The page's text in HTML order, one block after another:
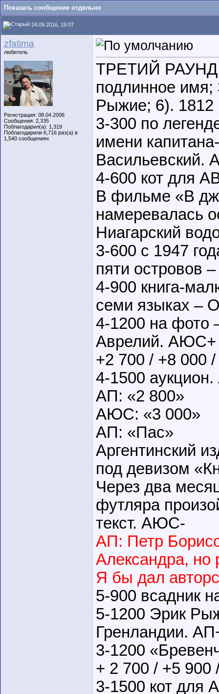
Показать сообщение отдельно
24.09.2016, 19:07
zfatima
любитель
Регистрация: 08.04.2006
Сообщения: 2,335
Поблагодарил(а): 1,319
Поблагодарили 6,716 раз(а) в
1,540 сообщениях
ТРЕТИЙ
подлинное
Рыжие; 6). 1812
3-300 по
имени
Васильевский.
4-600 кот для
В фильме «В
намеревалась
Ниагарский
3-600 с 1947
пяти островов
4-900 книга-
семи языках –
4-1200 на фото
Аврелий. АЮС+
+2 700 / +8 000
4-1500
АП: «2 800»
АЮС: «3 000»
АП: «Пас»
Аргентинский
под девизом
Через два
футляра
текст. АЮС-
АП: Петр
Александра, но
Я бы дал
5-900 всадник
5-1200 Эрик
Гренландии.
3-1200
+ 2 700 / +5 900
3-1500 кот для